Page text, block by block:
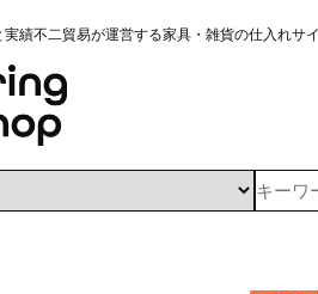
績不二貿易が運営する家具・雑貨の仕入れサ